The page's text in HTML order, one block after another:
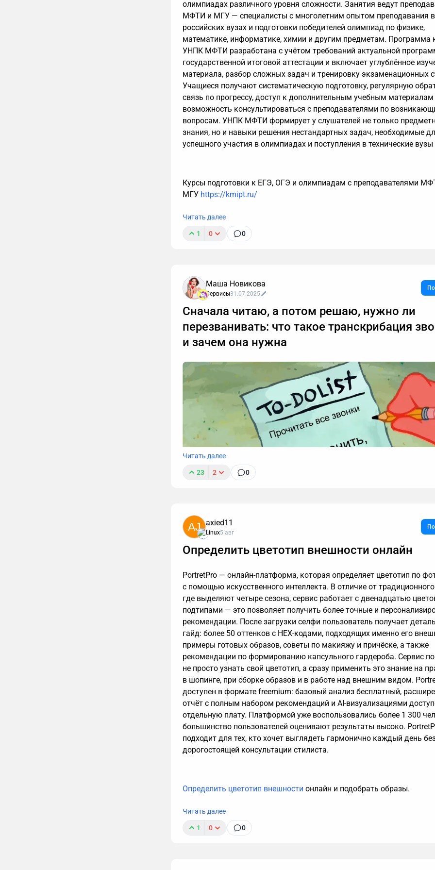
олимпиадах различного уровня сложности. Занятия ведут
МФТИ и МГУ — специалисты с многолетним опытом преподавания
российских вузах и подготовки победителей олимпиад по физике,
математике, информатике, химии и другим предметам. Программа
УНПК МФТИ разработана с учётом требований актуальной
государственной итоговой аттестации и включает углублённое
материала, разбор сложных задач и тренировку экзаменационных
Учащиеся получают систематическую подготовку, регулярную
связь по прогрессу, доступ к дополнительным учебным материалам
возможность консультироваться с преподавателями по
вопросам. УНПК МФТИ формирует у слушателей не только
знания, но и навыки решения нестандартных задач, необходимые
успешного участия в олимпиадах и поступления в технические
Курсы подготовки к ЕГЭ, ОГЭ и олимпиадам с преподавателями
МГУ https://kmipt.ru/
Читать далее
1 0 0
Маша Новикова
Сервисы31.07.2025
Сначала читаю, а потом решаю, нужно ли
перезванивать: что такое транскрибация
и зачем она нужна
Звонки могут длиться часами, но важные моменты часто
находить любые устные договоренности буквально за секунды.
Рассказываю принцип работы этой технологии, способы ее
также — как настроить автоматическую расшифровку, даже если
разбираетесь в технике.
Читать далее
23 2 0
AJ axied11
Linux5 авг
Определить цветотип внешности онлайн
PortretPro — онлайн-платформа, которая определяет цветотип по
с помощью искусственного интеллекта. В отличие от
где выделяют четыре сезона, сервис работает с двенадцатью
подтипами — это позволяет получить более точные и
рекомендации. После загрузки селфи пользователь получает
гайд: более 50 оттенков с HEX-кодами, подходящих именно его
примеры готовых образов, советы по макияжу и причёске, а также
рекомендации по формированию капсульного гардероба. Сервис
не просто узнать свой цветотип, а сразу применить это знание на
в шопинге, при сборке образов и в работе над внешним видом.
доступен в формате freemium: базовый анализ бесплатный,
отчёт с полным набором рекомендаций и AI-визуализациями
отдельную плату. Платформой уже воспользовались более 1 300
большинство пользователей оценивают результаты высоко.
подходит для тех, кто хочет выглядеть гармонично каждый день
дорогостоящей консультации стилиста.
Определить цветотип внешности онлайн и подобрать образы.
Читать далее
1 0 0